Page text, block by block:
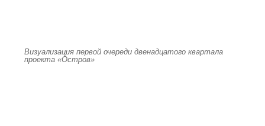
Визуализация первой очереди двенадцатого квартала
проекта «Остров»